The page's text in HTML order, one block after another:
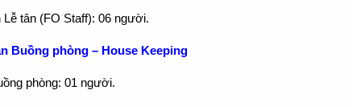
Lễ tân (FO Staff): 06 người.
Buồng phòng – House Keeping
phòng: 01 người.